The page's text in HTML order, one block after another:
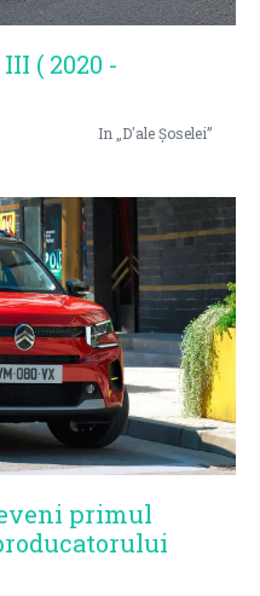
( 2020 -
In „D'ale Șoselei”
primul